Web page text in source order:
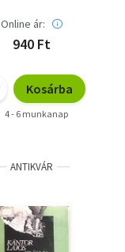
Online ár:
940 Ft
Kosárba
4 - 6 munkanap
ANTIKVÁR